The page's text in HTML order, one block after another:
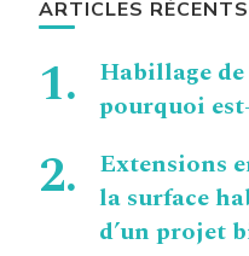
ARTICLES RÉCENTS
Habillage
pourquoi
Extensions
la surface
d’un projet